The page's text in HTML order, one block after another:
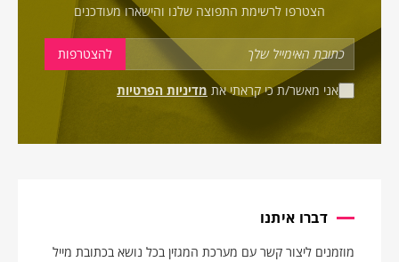
הצטרפו לרשימת התפוצה שלנו והישארו מעודכנים
אני מאשר/ת כי קראתי את מדיניות הפרטיות
דברו איתנו
מוזמנים ליצור קשר עם מערכת המגזין בכל נושא בכתובת מייל